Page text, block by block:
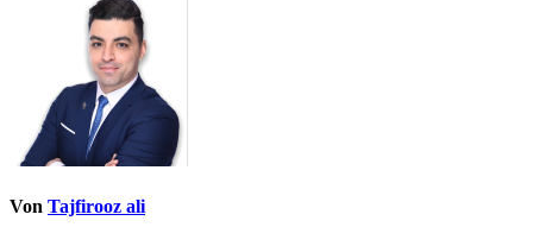
Von Tajfirooz ali